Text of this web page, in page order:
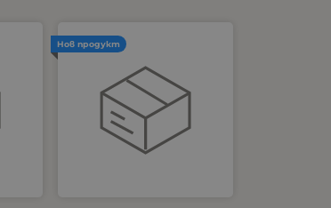
Нов продукт